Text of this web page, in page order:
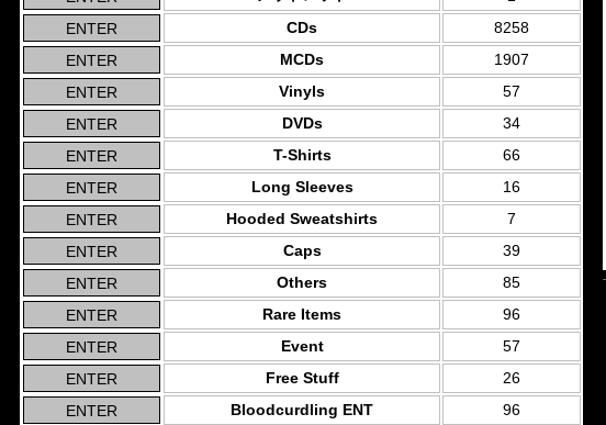
CDs
8258
MCDs
1907
Vinyls
57
DVDs
34
T-Shirts
66
Long Sleeves
16
Hooded Sweatshirts
7
Caps
39
Others
85
Rare Items
96
Event
57
Free Stuff
26
Bloodcurdling ENT
96